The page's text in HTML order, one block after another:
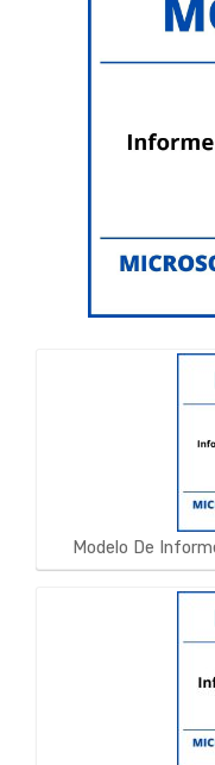
Modelo De